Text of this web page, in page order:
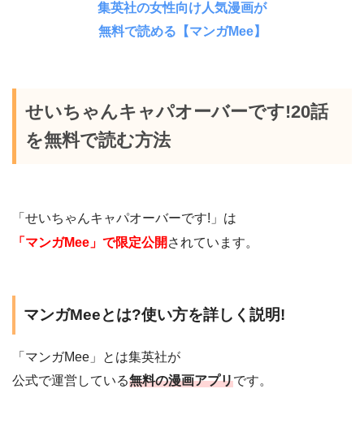
集英社の女性向け人気漫画が
無料で読める【マンガMee】
せいちゃんキャパオーバーです!20話
を無料で読む方法
「せいちゃんキャパオーバーです!」は
「マンガMee」で限定公開 されています。
マンガMeeとは?使い方を詳しく説明!
「マンガMee」とは集英社が
公式で運営している無料の漫画アプリです。